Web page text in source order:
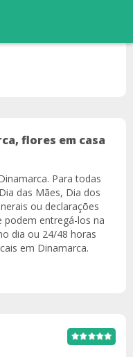
flores em casa
Para todas
das Mães, Dia dos
ou declarações
podem entregá-los na
dia ou 24/48 horas
em Dinamarca.